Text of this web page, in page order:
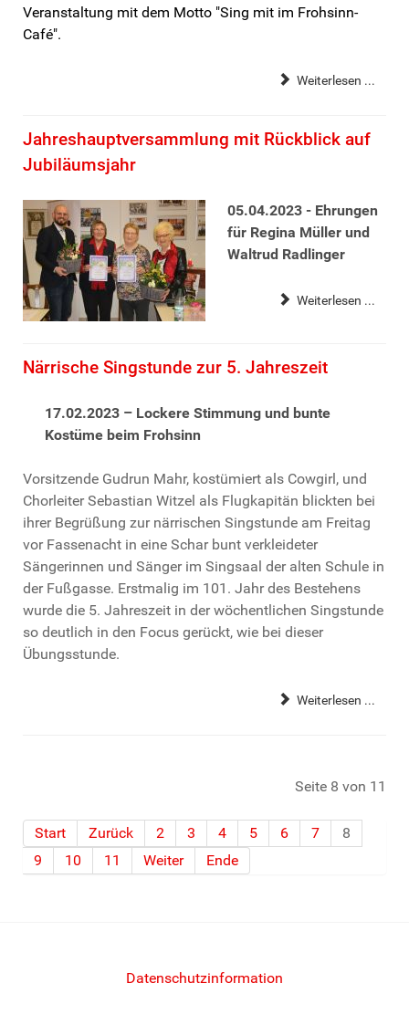
Veranstaltung mit dem Motto "Sing mit im Frohsinn-
Café".
Weiterlesen ...
Jahreshauptversammlung mit Rückblick auf
Jubiläumsjahr
05.04.2023 - Ehrungen
für Regina Müller und
Waltrud Radlinger
Weiterlesen ...
Närrische Singstunde zur 5. Jahreszeit
17.02.2023 – Lockere Stimmung und bunte
Kostüme beim Frohsinn
Vorsitzende Gudrun Mahr, kostümiert als Cowgirl, und
Chorleiter Sebastian Witzel als Flugkapitän blickten bei
ihrer Begrüßung zur närrischen Singstunde am Freitag
vor Fassenacht in eine Schar bunt verkleideter
Sängerinnen und Sänger im Singsaal der alten Schule in
der Fußgasse. Erstmalig im 101. Jahr des Bestehens
wurde die 5. Jahreszeit in der wöchentlichen Singstunde
so deutlich in den Focus gerückt, wie bei dieser
Übungsstunde.
Weiterlesen ...
Seite 8 von 11
Start Zurück 2 3 4 5 6 7
8
9
10 11 Weiter Ende
Datenschutzinformation